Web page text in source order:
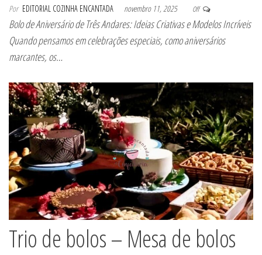
Por EDITORIAL COZINHA ENCANTADA novembro 11, 2025 Off
Bolo de Aniversário de Três Andares: Ideias Criativas e Modelos Incríveis
Quando pensamos em celebrações especiais, como aniversários
marcantes, os…
Trio de bolos – Mesa de bolos